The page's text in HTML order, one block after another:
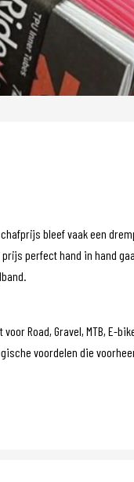
bleef vaak een
perfect hand in hand
Road, Gravel, MTB, E-
voordelen die